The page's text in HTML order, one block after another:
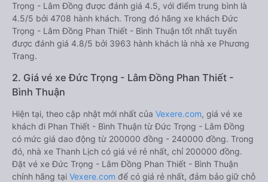
Trọng - Lâm Đồng được đánh giá 4.5, với điểm trung bình là
4.5/5 bởi 4708 hành khách. Trong đó hãng xe khách Đức
Trọng - Lâm Đồng Phan Thiết - Bình Thuận tốt nhất tuyến
được đánh giá 4.8/5 bởi 3963 hành khách là nhà xe Phương
Trang.
2. Giá vé xe Đức Trọng - Lâm Đồng Phan Thiết -
Bình Thuận
Hiện tại, theo cập nhật mới nhất của Vexere.com, giá vé xe
khách đi Phan Thiết - Bình Thuận từ Đức Trọng - Lâm Đồng
có mức giá dao động từ 200000 đồng - 240000 đồng. Trong
đó, nhà xe Thanh Lịch có giá vé rẻ nhất, chỉ 200000 đồng.
Đặt vé xe Đức Trọng - Lâm Đồng Phan Thiết - Bình Thuận
chính hãng tại Vexere.com để có giá rẻ nhất, đảm bảo giữ chỗ